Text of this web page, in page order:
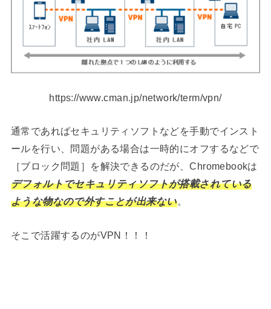
https://www.cman.jp/network/term/vpn/
通常であればセキュリティソフトなどを手動でインスト
ールを行い、問題がある場合は一時的にオフするなどで
［ブロック問題］を解決できるのだが、Chromebookは
デフォルトでセキュリティソフトが搭載されている
ような物なので外すことが出来ない。
そこで活躍するのがVPN！！！